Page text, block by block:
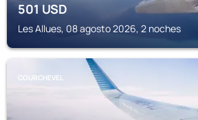
501USD
Les Allues, 08 agosto 2026, 2 noches
COURCHEVEL